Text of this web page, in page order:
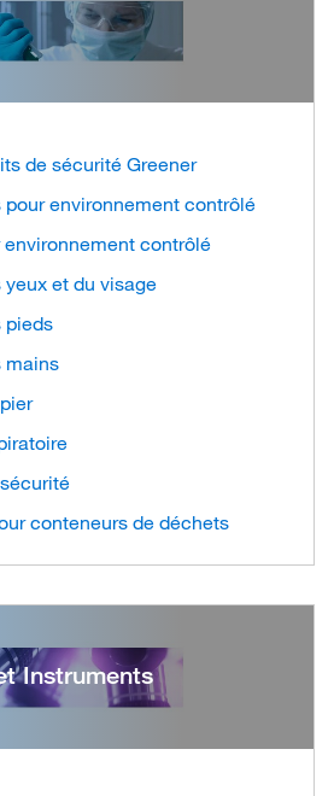
de sécurité Greener
environnement contrôlé
contrôlé
et du visage
pieds
mains
conteneurs de déchets
Instruments